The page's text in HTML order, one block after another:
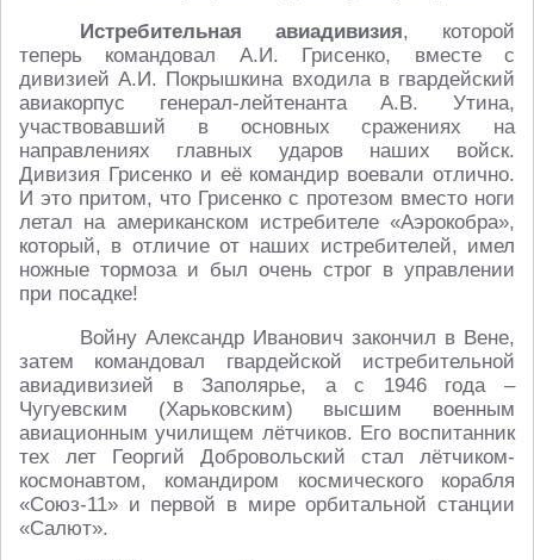
Истребительная авиадивизия, которой
теперь командовал А.И. Грисенко, вместе с
дивизией А.И. Покрышкина входила в гвардейский
авиакорпус генерал-лейтенанта А.В. Утина,
участвовавший в основных сражениях на
направлениях главных ударов наших войск.
Дивизия Грисенко и её командир воевали отлично.
И это притом, что Грисенко с протезом вместо ноги
летал на американском истребителе «Аэрокобра»,
который, в отличие от наших истребителей, имел
ножные тормоза и был очень строг в управлении
при посадке!
Войну Александр Иванович закончил в Вене,
затем командовал гвардейской истребительной
авиадивизией в Заполярье, а с 1946 года –
Чугуевским (Харьковским) высшим военным
авиационным училищем лётчиков. Его воспитанник
тех лет Георгий Добровольский стал лётчиком-
космонавтом, командиром космического корабля
«Союз-11» и первой в мире орбитальной станции
«Салют».